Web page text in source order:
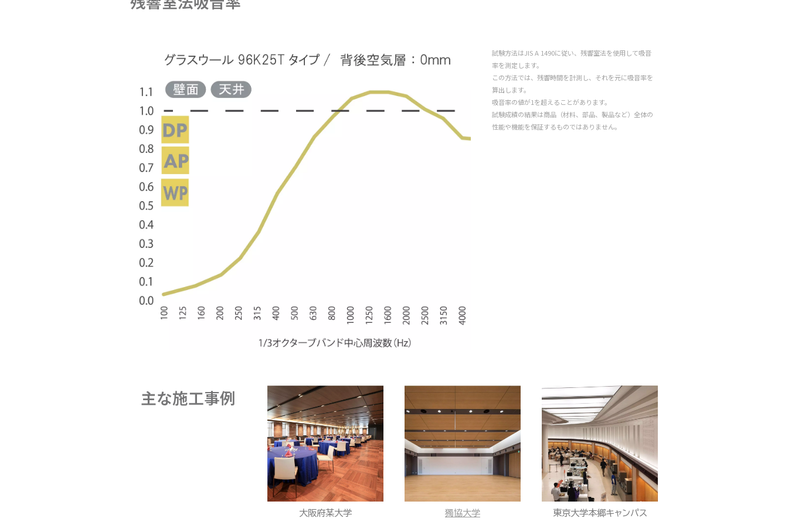
試験方法はJIS A 1490に従い、残響室法を使用して吸音
率を測定します。
この方法では、残響時間を計測し、それを元に吸音率を
算出します。
吸音率の値が1を超えることがあります。
試験成績の結果は商品（材料、部品、製品など）全体の
性能や機能を保証するものではありません。
主な施工事例
大阪府某大学 獨協大学 東京大学本郷キャンパス